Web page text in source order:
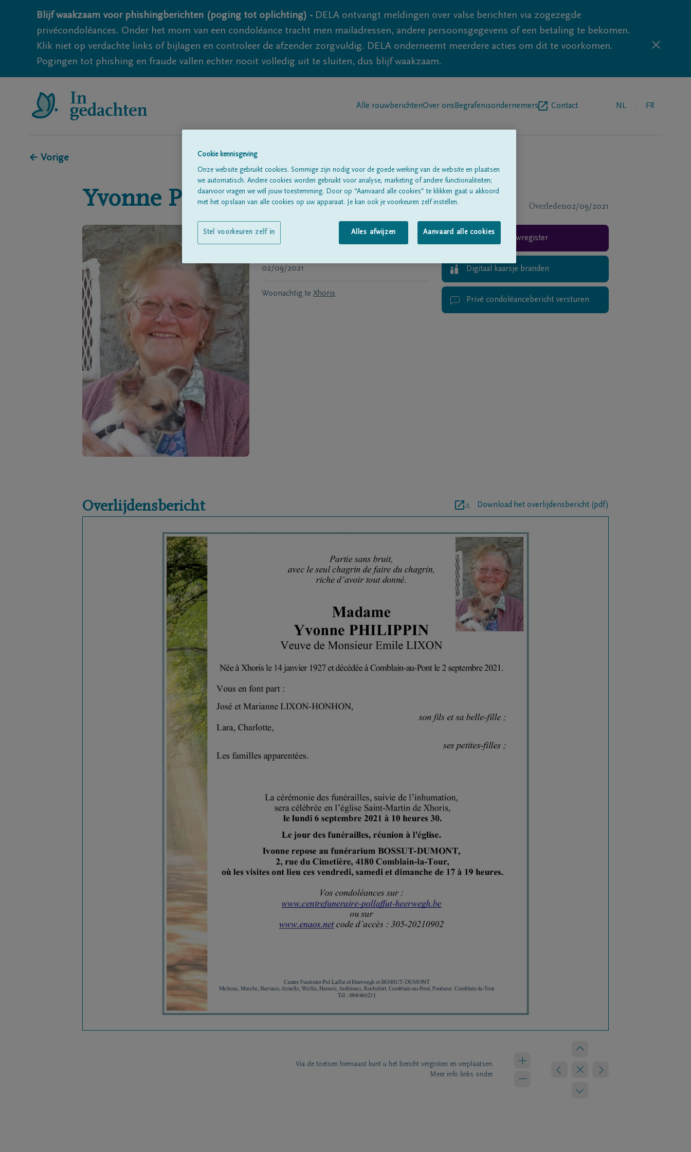
Blijf waakzaam voor phishingberichten (poging tot oplichting) - DELA ontvangt meldingen over valse berichten via zogezegde
privécondoléances. Onder het mom van een condoléance tracht men mailadressen, andere persoonsgegevens of een betaling te bekomen.
Klik niet op verdachte links of bijlagen en controleer de afzender zorgvuldig. DELA onderneemt meerdere acties om dit te voorkomen.
Pogingen tot phishing en fraude vallen echter nooit volledig uit te sluiten, dus blijf waakzaam.
Alle rouwberichtenOver ons Begrafenisondernemers Contact NL FR
← Vorige
Yvonne PHILIPPIN Overleden02/09/2021
Geboren te 14/01/1927
02/09/2021
Woonachtig te Xhoris
Rouwregister
Digitaal kaarsje branden
Privé condoléancebericht versturen
Overlijdensbericht Download het overlijdensbericht (pdf)
Via de toetsen hiernaast kunt u het bericht vergroten en verplaatsen.
Meer info links onder.
Cookie kennisgeving
Onze website gebruikt cookies. Sommige zijn nodig voor de goede werking van de website en plaatsen
we automatisch. Andere cookies worden gebruikt voor analyse, marketing of andere functionaliteiten;
daarvoor vragen we wél jouw toestemming. Door op “Aanvaard alle cookies” te klikken gaat u akkoord
met het opslaan van alle cookies op uw apparaat. Je kan ook je voorkeuren zelf instellen.
Alles afwijzen Aanvaard alle cookies
Stel voorkeuren zelf in